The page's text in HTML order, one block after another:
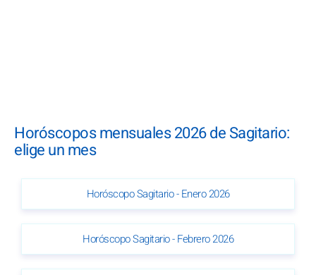
Horóscopos mensuales 2026 de Sagitario:
elige un mes
Horóscopo Sagitario - Enero 2026
Horóscopo Sagitario - Febrero 2026